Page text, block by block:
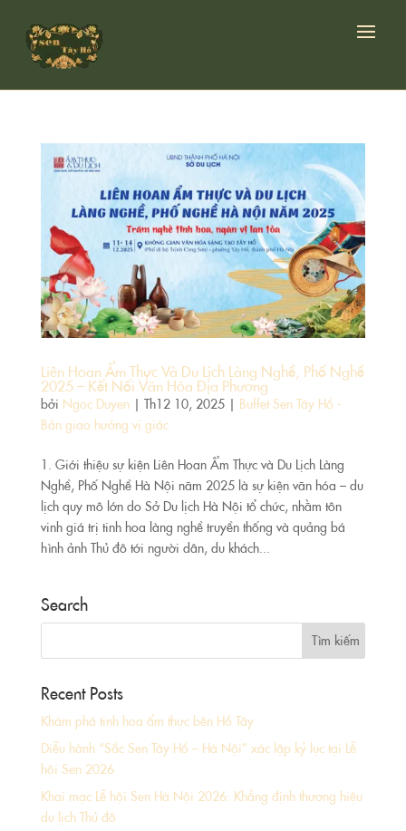
Liên Hoan Ẩm Thực Và Du Lịch Làng Nghề, Phố Nghề
2025 – Kết Nối Văn Hóa Địa Phương
bởi Ngoc Duyen| Th12 10, 2025| Buffet Sen Tây Hồ -
Bản giao hưởng vị giác
1. Giới thiệu sự kiện Liên Hoan Ẩm Thực và Du Lịch Làng
Nghề, Phố Nghề Hà Nội năm 2025 là sự kiện văn hóa – du
lịch quy mô lớn do Sở Du lịch Hà Nội tổ chức, nhằm tôn
vinh giá trị tinh hoa làng nghề truyền thống và quảng bá
hình ảnh Thủ đô tới người dân, du khách...
Search
Recent Posts
Khám phá tinh hoa ẩm thực bên Hồ Tây
Diễu hành “Sắc Sen Tây Hồ – Hà Nội” xác lập kỷ lục tại Lễ
hội Sen 2026
Khai mạc Lễ hội Sen Hà Nội 2026: Khẳng định thương hiệu
du lịch Thủ đô